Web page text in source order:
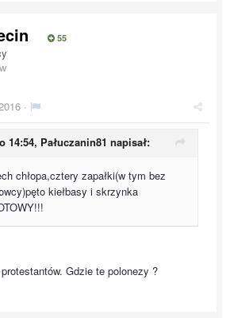
55
·
14:54, Pałuczanin81 napisał:
chłopa,cztery zapałki(w tym bez
kiełbasy i skrzynka
Gdzie te polonezy ?